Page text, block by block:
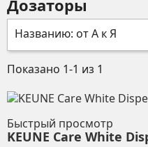
Дозаторы
Названию: от А к Я
Показано 1-1 из 1
Быстрый просмотр
KEUNE Care White